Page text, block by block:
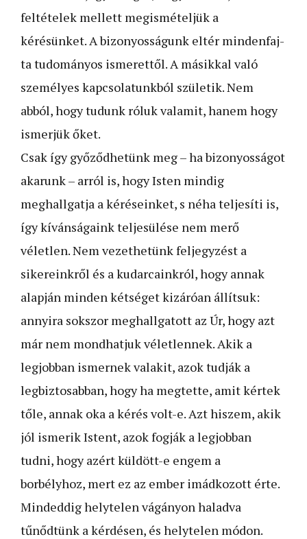
feltételek mellett megismételjük a
kérésünket. A bizonyosságunk eltér mindenfaj­
ta tudományos ismerettől. A másikkal való
személyes kapcsolatunkból születik. Nem
abból, hogy tudunk róluk valamit, hanem hogy
ismerjük őket.
Csak így győződhetünk meg – ha bizonyosságot
akarunk –­ arról is, hogy Isten mindig
meghallgatja a kéréseinket, s néha teljesíti is,
így kívánságaink teljesülése nem merő
véletlen. Nem vezethetünk feljegyzést a
sikereinkről és a kudarcainkról, hogy annak
alapján minden kétséget kizáróan állítsuk:
annyira sokszor meghallgatott az Úr, hogy azt
már nem mondhatjuk véletlennek. Akik a
legjobban ismernek valakit, azok tudják a
legbiztosabban, hogy ha megtette, amit kértek
tőle, annak oka a kérés volt-e. Azt hiszem, akik
jól ismerik Istent, azok fogják a legjobban
tudni, hogy azért küldött-e engem a
borbélyhoz, mert ez az ember imádkozott érte.
Mindeddig helytelen vágányon haladva
tűnődtünk a kérdésen, és helytelen módon.